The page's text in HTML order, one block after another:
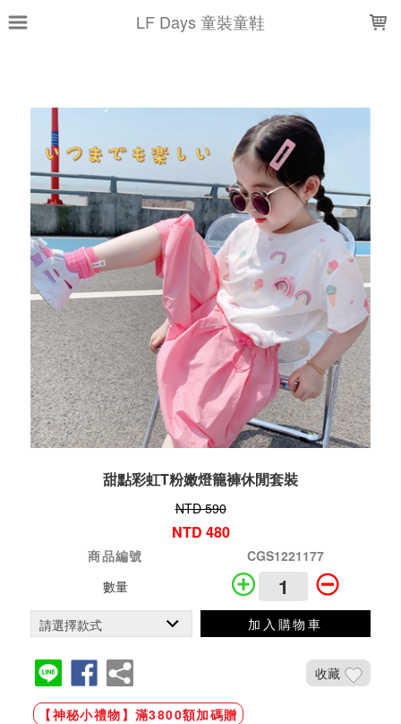
LF Days 童裝童鞋
甜點彩虹T粉嫩燈籠褲休閒套裝
NTD 590
NTD 480
商品編號
CGS1221177
數量
加入購物車
收藏
【神秘小禮物】滿3800額加碼贈